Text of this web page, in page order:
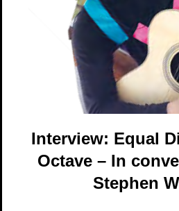
Interview: Equal
Octave – In
Stephen